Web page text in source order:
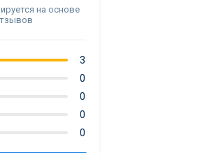
на основе
3
0
0
0
0